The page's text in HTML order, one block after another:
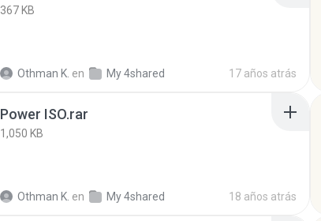
367 KB
Othman K. en My 4shared 17 años atrás
Power ISO.rar
1,050 KB
Othman K. en My 4shared 18 años atrás